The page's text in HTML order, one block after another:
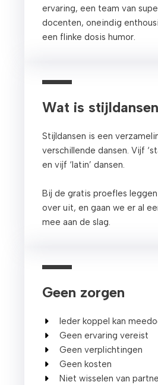
ervaring, een team van
docenten, oneindig
een flinke dosis humor.
Wat is
Stijldansen is een
verschillende dansen. Vijf
en vijf ‘latin’ dansen.
Bij de gratis proefles
over uit, en gaan we er al
mee aan de slag.
Geen zorgen
Ieder koppel kan
Geen ervaring vereist
Geen verplichtingen
Geen kosten
Niet wisselen van